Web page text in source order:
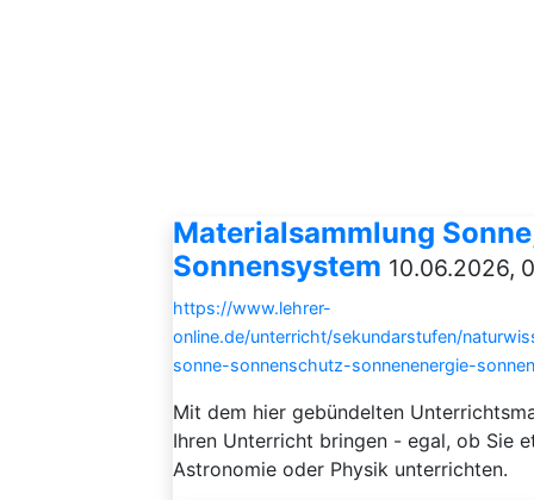
Materialsammlung
Sonnensystem 10.06.2026,
https://www.lehrer-
online.de/unterricht/sekundarstufen/
sonne-sonnenschutz-sonnenenergie-
Mit dem hier gebündelten
Ihren Unterricht bringen - egal, ob Sie
Astronomie oder Physik unterrichten.